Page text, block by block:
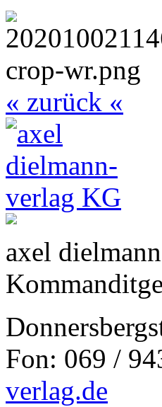
« zurück «
axel
Fon: 069 /
verlag.de